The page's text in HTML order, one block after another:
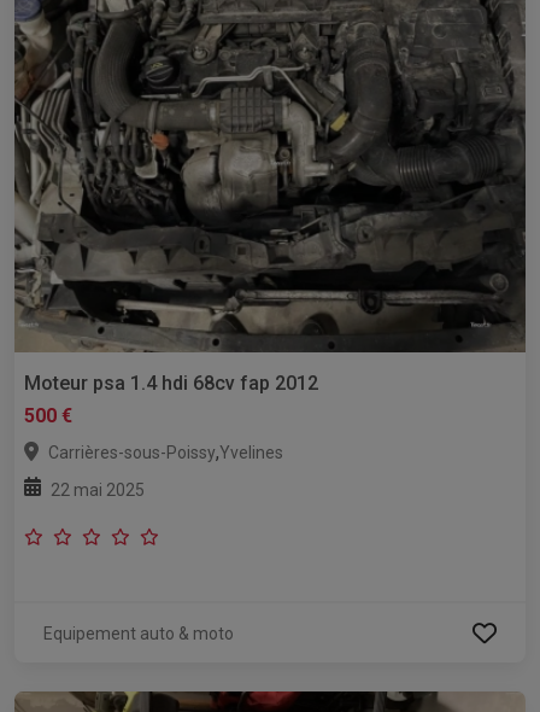
Moteur psa 1.4 hdi 68cv fap 2012
500 €
Carrières-sous-Poissy,Yvelines
22 mai 2025
Equipement auto & moto